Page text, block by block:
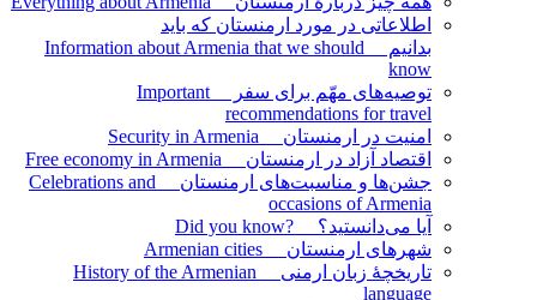
اطلاعاتی در مورد ارمنستان که باید
بدانیم Information about Armenia that we should
know
توصیه‌های مهّم برای سفر Important
recommendations for travel
امنیت در ارمنستان Security in Armenia
اقتصاد آزاد در ارمنستان Free economy in Armenia
جشن‌ها و مناسبت‌های ارمنستان Celebrations and
occasions of Armenia
آیا می‌دانستید؟ ?Did you know
شهرهای ارمنستان Armenian cities
تاریخچۀ زبان ارمنی History of the Armenian
language